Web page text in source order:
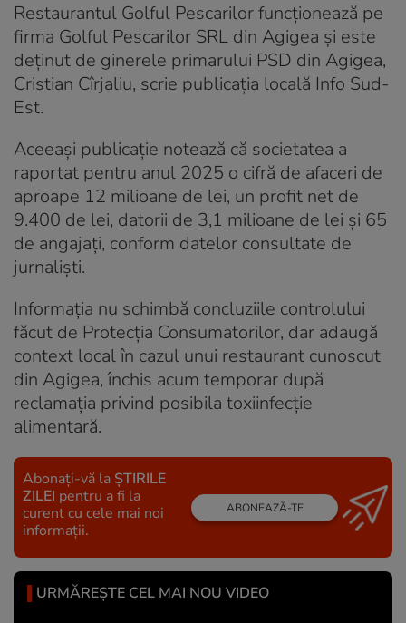
Restaurantul Golful Pescarilor funcționează pe
firma Golful Pescarilor SRL din Agigea și este
deținut de ginerele primarului PSD din Agigea,
Cristian Cîrjaliu, scrie publicația locală Info Sud-
Est.
Aceeași publicație notează că societatea a
raportat pentru anul 2025 o cifră de afaceri de
aproape 12 milioane de lei, un profit net de
9.400 de lei, datorii de 3,1 milioane de lei și 65
de angajați, conform datelor consultate de
jurnaliști.
Informația nu schimbă concluziile controlului
făcut de Protecția Consumatorilor, dar adaugă
context local în cazul unui restaurant cunoscut
din Agigea, închis acum temporar după
reclamația privind posibila toxiinfecție
alimentară.
Abonați-vă la ȘTIRILE
ZILEI pentru a fi la
curent cu cele mai noi
informații.
ABONEAZĂ-TE
URMĂREȘTE CEL MAI NOU VIDEO